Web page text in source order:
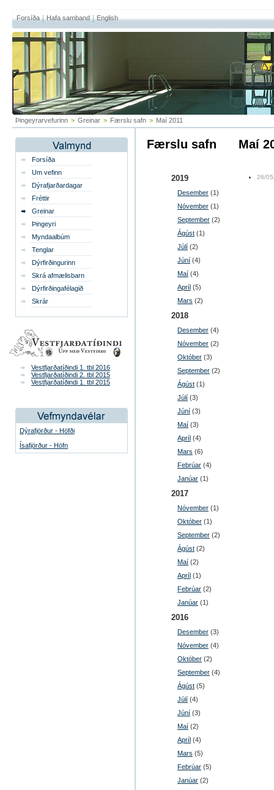
Forsíða Hafa samband English
Þingeyrarvefurinn > Greinar > Færslu safn > Maí 2011
Forsíða
Um vefinn
Dýrafjarðardagar
Fréttir
Greinar
Þingeyri
Myndaalbúm
Tenglar
Dýrfirðingurinn
Skrá afmælisbarn
Dýrfirðingafélagið
Skrár
Vestfjarðatíðindi 1. tbl 2016
Vestfjarðatíðindi 2. tbl 2015
Vestfjarðatíðindi 1. tbl 2015
Dýrafjörður - Höfði
Ísafjörður - Höfn
Færslu safn
2019
Desember (1)
Nóvember (1)
September (2)
Ágúst (1)
Júlí (2)
Júní (4)
Maí (4)
Apríl (5)
Mars (2)
2018
Desember (4)
Nóvember (2)
Október (3)
September (2)
Ágúst (1)
Júlí (3)
Júní (3)
Maí (3)
Apríl (4)
Mars (6)
Febrúar (4)
Janúar (1)
2017
Nóvember (1)
Október (1)
September (2)
Ágúst (2)
Maí (2)
Apríl (1)
Febrúar (2)
Janúar (1)
2016
Desember (3)
Nóvember (4)
Október (2)
September (4)
Ágúst (5)
Júlí (4)
Júní (3)
Maí (2)
Apríl (4)
Mars (5)
Febrúar (5)
Janúar (2)
maí
26/